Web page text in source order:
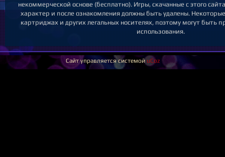
некоммерческой основе (бесплатно). Игры, скачанные с этого
характер и после ознакомления должны быть удалены.
картриджах и других легальных носителях, поэтому могут быть
использования.
Сайт управляется системой uCoz